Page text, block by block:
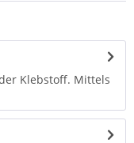
Klebstoff. Mittels